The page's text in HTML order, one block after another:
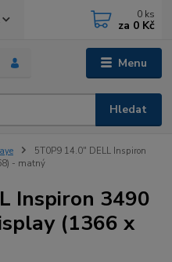
Menu
Hledat
0 ks
za 0 Kč
5T0P9 14.0" DELL Inspiron
- matný
Inspiron 3490
(1366 x